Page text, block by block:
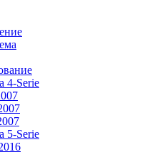
4-Serie
5-Serie